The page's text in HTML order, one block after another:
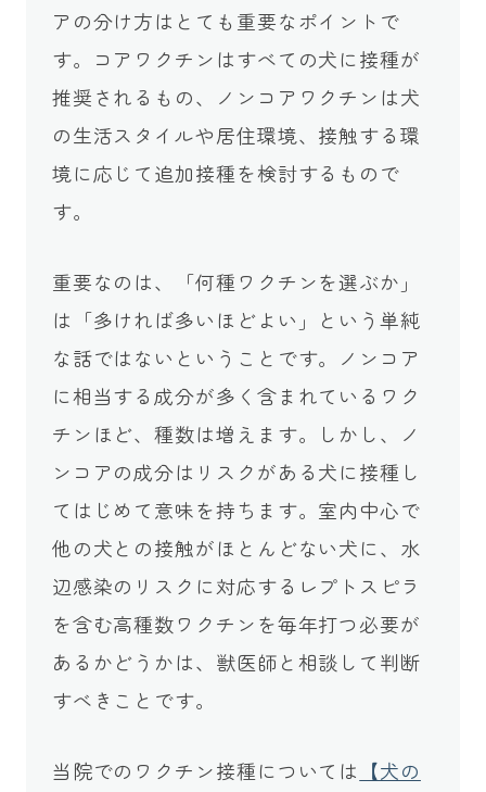
アの分け方はとても重要なポイントで
す。コアワクチンはすべての犬に接種が
推奨されるもの、ノンコアワクチンは犬
の生活スタイルや居住環境、接触する環
境に応じて追加接種を検討するもので
す。
重要なのは、「何種ワクチンを選ぶか」
は「多ければ多いほどよい」という単純
な話ではないということです。ノンコア
に相当する成分が多く含まれているワク
チンほど、種数は増えます。しかし、ノ
ンコアの成分はリスクがある犬に接種し
てはじめて意味を持ちます。室内中心で
他の犬との接触がほとんどない犬に、水
辺感染のリスクに対応するレプトスピラ
を含む高種数ワクチンを毎年打つ必要が
あるかどうかは、獣医師と相談して判断
すべきことです。
当院でのワクチン接種については 【犬の